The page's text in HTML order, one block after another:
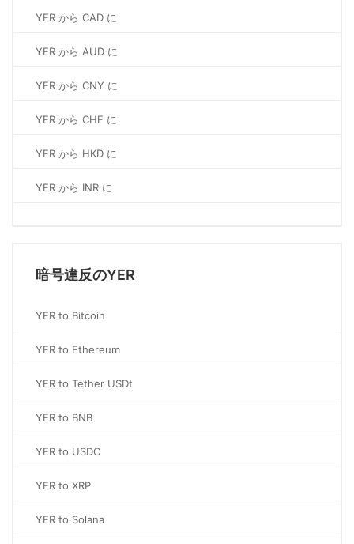
YER から CAD に
YER から AUD に
YER から CNY に
YER から CHF に
YER から HKD に
YER から INR に
暗号違反のYER
YER to Bitcoin
YER to Ethereum
YER to Tether USDt
YER to BNB
YER to USDC
YER to XRP
YER to Solana